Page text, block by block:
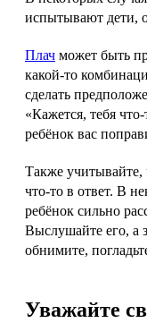
испытывают дети,
Плач может быть
какой‑то
сделать
«Кажется, тебя
ребёнок вас
Также учитывайте,
что‑то в ответ. В
ребёнок сильно
Выслушайте его, а
обнимите,
Уважайте